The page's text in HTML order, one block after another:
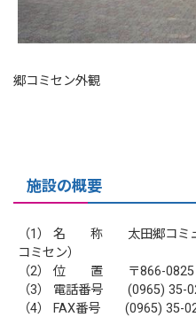
▲
郷コミセン外観
施設の概要
（1） 名 称 太田郷コミュ
コミセン）
（2） 位 置 〒866-0825
（3） 電話番号 (0965) 35-
（4） FAX番号 (0965) 35-